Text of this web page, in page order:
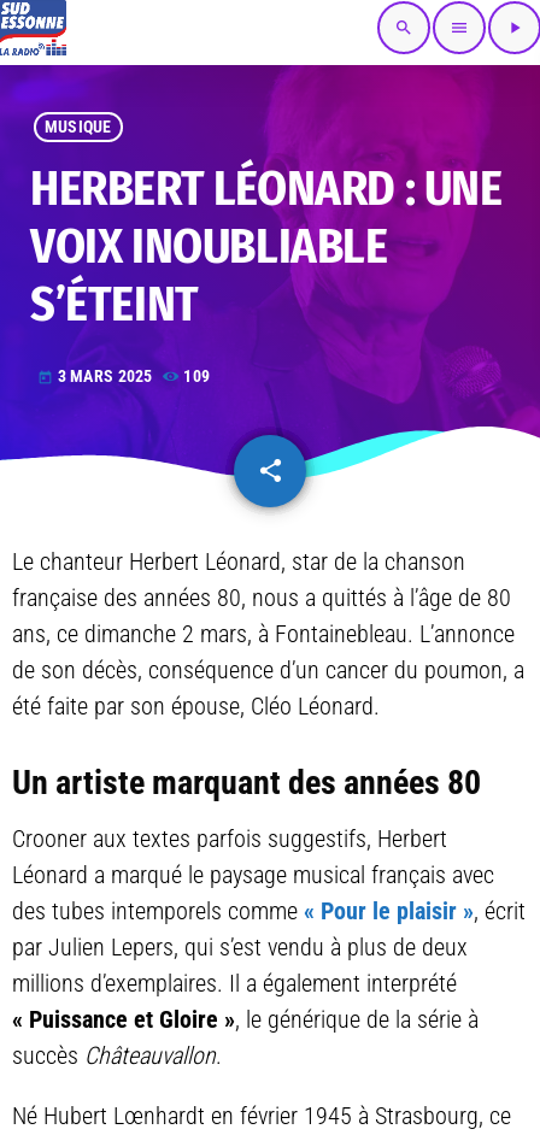
search menu play_arrow
MUSIQUE
HERBERT LÉONARD : UNE
VOIX INOUBLIABLE
S’ÉTEINT
today 3 MARS 2025 109
share
email
Le chanteur Herbert Léonard, star de la chanson
française des années 80, nous a quittés à l’âge de 80
ans, ce dimanche 2 mars, à Fontainebleau. L’annonce
de son décès, conséquence d’un cancer du poumon, a
été faite par son épouse, Cléo Léonard.
Un artiste marquant des années 80
Crooner aux textes parfois suggestifs, Herbert
Léonard a marqué le paysage musical français avec
des tubes intemporels comme « Pour le plaisir », écrit
par Julien Lepers, qui s’est vendu à plus de deux
millions d’exemplaires. Il a également interprété
« Puissance et Gloire », le générique de la série à
succès Châteauvallon.
Né Hubert Lœnhardt en février 1945 à Strasbourg, ce